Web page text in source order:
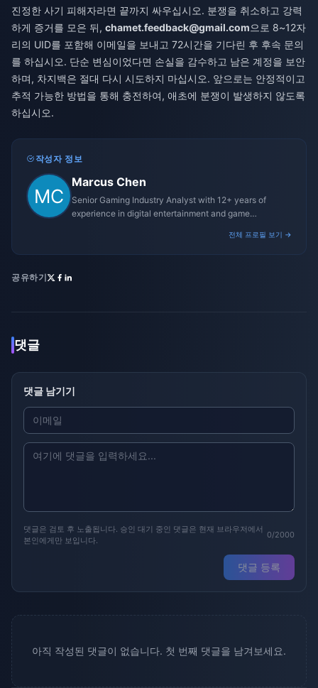
진정한 사기 피해자라면 끝까지 싸우십시오. 분쟁을 취소하고 강력
하게 증거를 모은 뒤, chamet.feedback@gmail.com으로 8~12자
리의 UID를 포함해 이메일을 보내고 72시간을 기다린 후 후속 문의
를 하십시오. 단순 변심이었다면 손실을 감수하고 남은 계정을 보안
하며, 차지백은 절대 다시 시도하지 마십시오. 앞으로는 안정적이고
추적 가능한 방법을 통해 충전하여, 애초에 분쟁이 발생하지 않도록
하십시오.
작성자 정보
Marcus Chen
Senior Gaming Industry Analyst with 12+ years of
experience in digital entertainment and game
전체 프로필 보기 →
공유하기
댓글
댓글 남기기
댓글은 검토 후 노출됩니다. 승인 대기 중인 댓글은 현재 브라우저에서
본인에게만 보입니다.
0/2000
댓글 등록
아직 작성된 댓글이 없습니다. 첫 번째 댓글을 남겨보세요.